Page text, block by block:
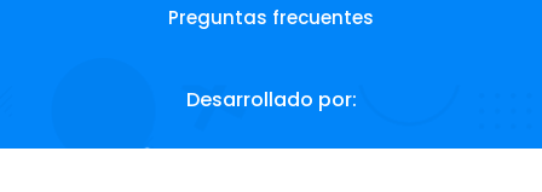
Preguntas frecuentes
Desarrollado por: